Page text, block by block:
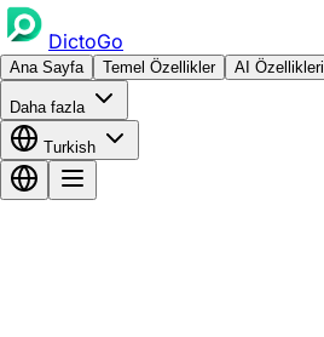
DictoGo
Ana Sayfa Temel Özellikler AI Özellikleri
Daha fazla
Turkish